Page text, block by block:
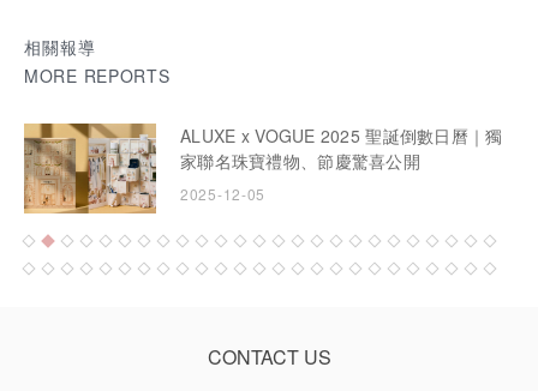
相關報導
MORE REPORTS
ALUXE登場VOGUE台北時裝周｜朱芷瑩演
繹 The Deep Blue 永恆藍頌高訂珠寶
2025-12-05
CONTACT US